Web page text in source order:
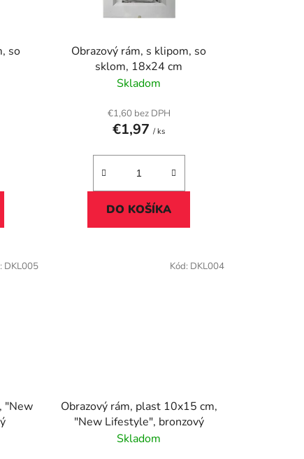
u
k
so
Obrazový rám, s klipom, so
sklom, 18x24 cm
Skladom
€1,60 bez DPH
€1,97/ ks
DO KOŠÍKA
DKL005
Obrazový rám, plast 10x15 cm,
"New Lifestyle", bronzový
Skladom
Kód: DKL004